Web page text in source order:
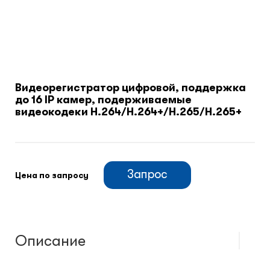
Климатический шкафы
Видеорегистратор цифровой, поддержка
до 16 IP камер, подерживаемые
видеокодеки H.264/H.264+/H.265/H.265+
Цена по запросу Запрос
Описание